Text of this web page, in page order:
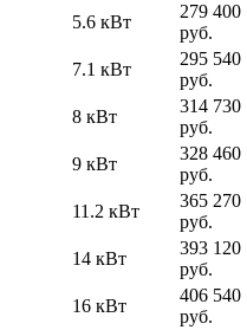
5.6 кВт
279 400
руб.
7.1 кВт
295 540
руб.
8 кВт
314 730
руб.
9 кВт
328 460
руб.
11.2 кВт
365 270
руб.
14 кВт
393 120
руб.
16 кВт
406 540
руб.